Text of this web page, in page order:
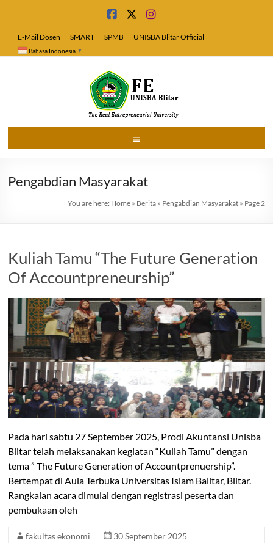
E-Mail Dosen SMART SPMB UNISBA Blitar Official
Bahasa Indonesia ▼
Universitas
Menu
Pengabdian Masyarakat
You are here: Home» Berita» Pengabdian Masyarakat» Page 2
Kuliah Tamu “The Future Generation
Of Accountpreneurship”
Pada hari sabtu 27 September 2025, Prodi Akuntansi Unisba
Blitar telah melaksanakan kegiatan “Kuliah Tamu” dengan
tema ” The Future Generation of Accountprenuership”.
Bertempat di Aula Terbuka Universitas Islam Balitar, Blitar.
Rangkaian acara dimulai dengan registrasi peserta dan
pembukaan oleh
fakultas ekonomi
30 September 2025